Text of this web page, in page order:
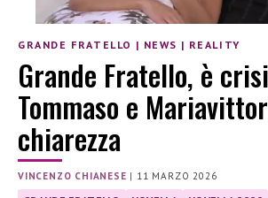
GRANDE FRATELLO | NEWS | REALITY
Grande Fratello, è
Tommaso e
chiarezza
VINCENZO CHIANESE | 11 MARZO 2026